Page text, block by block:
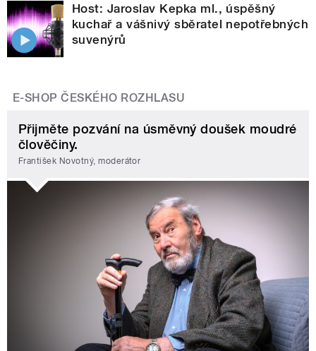
Host: Jaroslav Kepka ml., úspěšný
kuchař a vášnivý sběratel nepotřebných
suvenýrů
E-SHOP ČESKÉHO ROZHLASU
Přijměte pozvání na úsměvný doušek moudré
člověčiny.
František Novotný, moderátor